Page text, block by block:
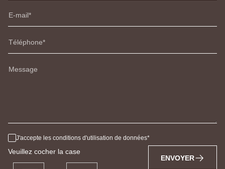
E-mail
Téléphone
Message
J'accepte les conditions d'utilisation de données
Veuillez cocher la case
ENVOYER